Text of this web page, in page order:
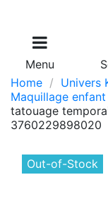
Menu
Home
Univers
Maquillage enfant
tatouage
3760229898020
Out-of-Stock